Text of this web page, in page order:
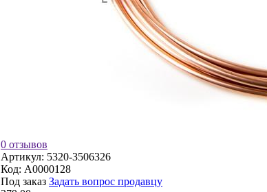
0 отзывов
Артикул: 5320-3506326
Код: A0000128
Под заказ Задать вопрос продавцу